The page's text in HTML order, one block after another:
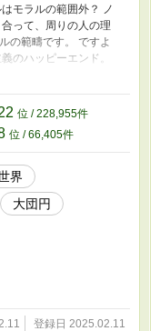
モラルの範囲外？ ノ
って、周りの人の理
の範疇です。 ですよ
のハッピーエンド。
ぶ…というかなんで
しています。
位 / 228,955件
位 / 66,405件
界
大団円
登録日 2025.02.11